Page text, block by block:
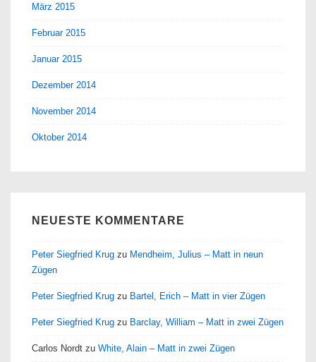
März 2015
Februar 2015
Januar 2015
Dezember 2014
November 2014
Oktober 2014
NEUESTE KOMMENTARE
Peter Siegfried Krug zu Mendheim, Julius – Matt in neun
Zügen
Peter Siegfried Krug zu Bartel, Erich – Matt in vier Zügen
Peter Siegfried Krug zu Barclay, William – Matt in zwei Zügen
Carlos Nordt zu White, Alain – Matt in zwei Zügen